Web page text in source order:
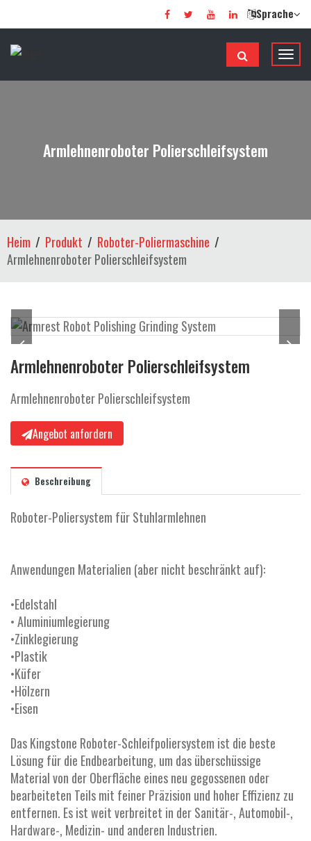
Sprache
N
Armlehnenroboter Polierschleifsystem
Heim Produkt
Roboter-Poliermaschine
Armlehnenroboter Polierschleifsystem
Armlehnenroboter Polierschleifsystem
Armlehnenroboter Polierschleifsystem
Angebot anfordern
Beschreibung
Roboter-Poliersystem für Stuhlarmlehnen
Anwendungen Materialien (aber nicht beschränkt auf):
•Edelstahl
• Aluminiumlegierung
•Zinklegierung
•Plastik
•Küfer
•Hölzern
•Eisen
Das Kingstone Roboter-Schleifpoliersystem ist die beste
Lösung für die Endbearbeitung, um das überschüssige
Material von der Oberfläche eines neu gegossenen oder
bearbeiteten Teils mit feiner Präzision und hoher Effizienz zu
entfernen. Es ist weit verbreitet in der Sanitär-, Automobil-,
Hardware-, Medizin- und anderen Industrien.